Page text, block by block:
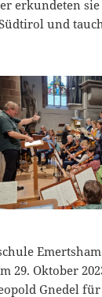
erkundeten
und
29. Oktober
Gnedel